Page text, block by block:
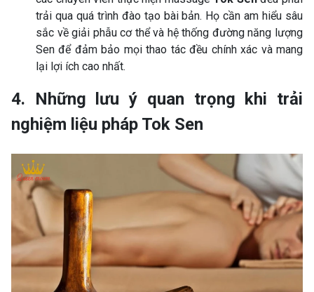
trải qua quá trình đào tạo bài bản. Họ cần am hiểu sâu
sắc về giải phẫu cơ thể và hệ thống đường năng lượng
Sen để đảm bảo mọi thao tác đều chính xác và mang
lại lợi ích cao nhất.
4. Những lưu ý quan trọng khi trải
nghiệm liệu pháp Tok Sen